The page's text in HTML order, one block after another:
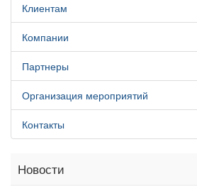
Клиентам
Компании
Партнеры
Организация мероприятий
Контакты
Новости